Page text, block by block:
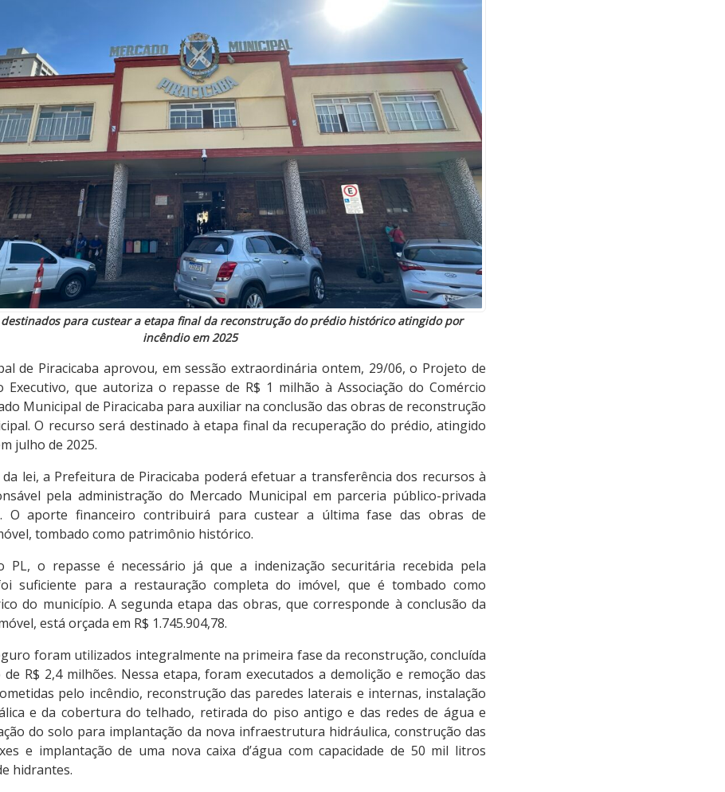
destinados para custear a etapa final da reconstrução do prédio histórico atingido por
incêndio em 2025
de Piracicaba aprovou, em sessão extraordinária ontem, 29/06, o Projeto de
Executivo, que autoriza o repasse de R$ 1 milhão à Associação do Comércio
Municipal de Piracicaba para auxiliar na conclusão das obras de reconstrução
O recurso será destinado à etapa final da recuperação do prédio, atingido
julho de 2025.
lei, a Prefeitura de Piracicaba poderá efetuar a transferência dos recursos à
pela administração do Mercado Municipal em parceria público-privada
O aporte financeiro contribuirá para custear a última fase das obras de
tombado como patrimônio histórico.
PL, o repasse é necessário já que a indenização securitária recebida pela
suficiente para a restauração completa do imóvel, que é tombado como
do município. A segunda etapa das obras, que corresponde à conclusão da
está orçada em R$ 1.745.904,78.
foram utilizados integralmente na primeira fase da reconstrução, concluída
R$ 2,4 milhões. Nessa etapa, foram executados a demolição e remoção das
pelo incêndio, reconstrução das paredes laterais e internas, instalação
e da cobertura do telhado, retirada do piso antigo e das redes de água e
do solo para implantação da nova infraestrutura hidráulica, construção das
e implantação de uma nova caixa d’água com capacidade de 50 mil litros
hidrantes.